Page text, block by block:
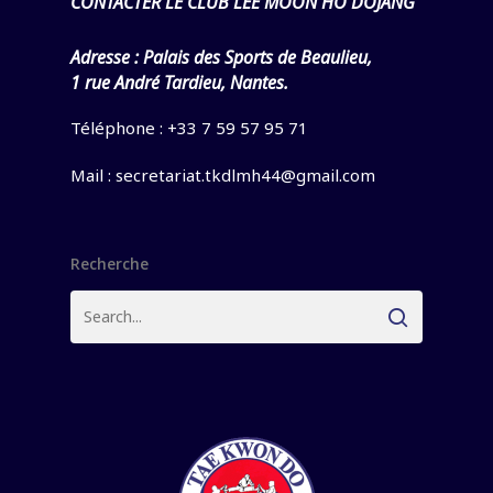
Adresse :Palais des Sports de Beaulieu,
1 rue André Tardieu, Nantes.
Téléphone : +33 7 59 57 95 71
Mail : secretariat.tkdlmh44@gmail.com
Recherche